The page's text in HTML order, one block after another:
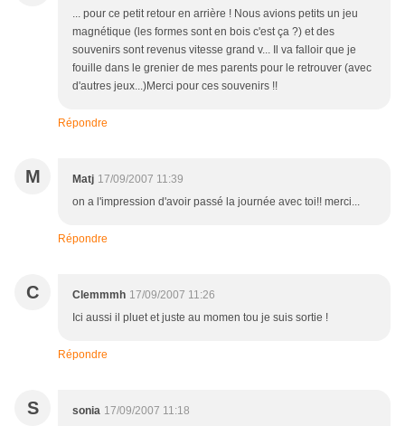
... pour ce petit retour en arrière ! Nous avions petits un jeu
magnétique (les formes sont en bois c'est ça ?) et des
souvenirs sont revenus vitesse grand v... Il va falloir que je
fouille dans le grenier de mes parents pour le retrouver (avec
d'autres jeux...)Merci pour ces souvenirs !!
Répondre
M Matj 17/09/2007 11:39
on a l'impression d'avoir passé la journée avec toi!! merci...
Répondre
C Clemmmh 17/09/2007 11:26
Ici aussi il pluet et juste au momen tou je suis sortie !
Répondre
S sonia 17/09/2007 11:18